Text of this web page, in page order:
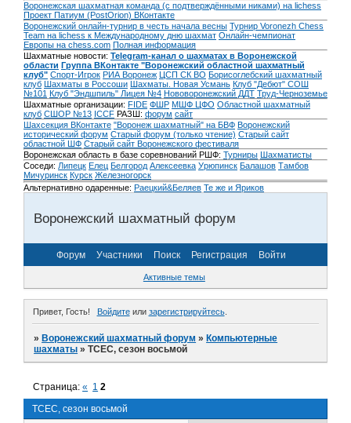
Воронежская шахматная команда (с подтверждёнными никами) на lichess
Проект Патиум (PostOrion) ВКонтакте
Воронежский онлайн-турнир в честь начала весны Турнир Voronezh Chess
Team на lichess к Международному дню шахмат Онлайн-чемпионат
Европы на chess.com Полная информация
Шахматные новости: Telegram-канал о шахматах в Воронежской
области Группа ВКонтакте "Воронежский областной шахматный
клуб" Спорт-Игрок РИА Воронеж ЦСП СК ВО Борисоглебский шахматный
клуб Шахматы в Россоши Шахматы. Новая Усмань Клуб "Дебют" СОШ
№101 Клуб "Эндшпиль" Лицея №4 Нововоронежский ДДТ Труд-Черноземье
Шахматные организации: FIDE ФШР МШФ ЦФО Областной шахматный
клуб СШОР №13 ICCF РАЗШ: форум сайт
Шахсекция ВКонтакте "Воронеж шахматный" на БВФ Воронежский
исторический форум Cтарый форум (только чтение) Старый сайт
областной ШФ Старый сайт Воронежского фестиваля
Воронежская область в базе соревнований РШФ: Турниры Шахматисты
Соседи: Липецк Елец Белгород Алексеевка Урюпинск Балашов Тамбов
Мичуринск Курск Железногорск
Альтернативно одаренные: Раецкий&Беляев Те же и Яриков
Воронежский шахматный форум
Форум Участники Поиск Регистрация Войти
Активные темы
Привет, Гость! Войдитеили зарегистрируйтесь.
»Воронежский шахматный форум »Компьютерные
шахматы »TCEC, сезон восьмой
TCEC, сезон восьмой
Страница:« 1 2